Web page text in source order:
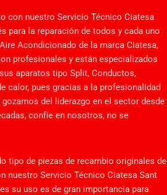
con nuestro Servicio Técnico Ciatesa
para la reparación de todos y cada uno
Acondicionado de la marca Ciatesa,
profesionales y están especializados
aparatos tipo Split, Conductos,
calor, pues gracias a la profesionalidad
del liderazgo en el sector desde
confíe en nosotros, no se
tipo de piezas de recambio originales de
nuestro Servicio Técnico Ciatesa Sant
su uso es de gran importancia para